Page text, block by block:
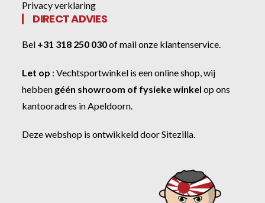
Privacy verklaring
DIRECT ADVIES
Bel +31 318 250 030ofmail onze klantenservice.
Let op :Vechtsportwinkel is een online shop, wij
hebben géén showroom of fysieke winkel op ons
kantooradres in Apeldoorn.
Deze webshop is ontwikkeld doorSitezilla.